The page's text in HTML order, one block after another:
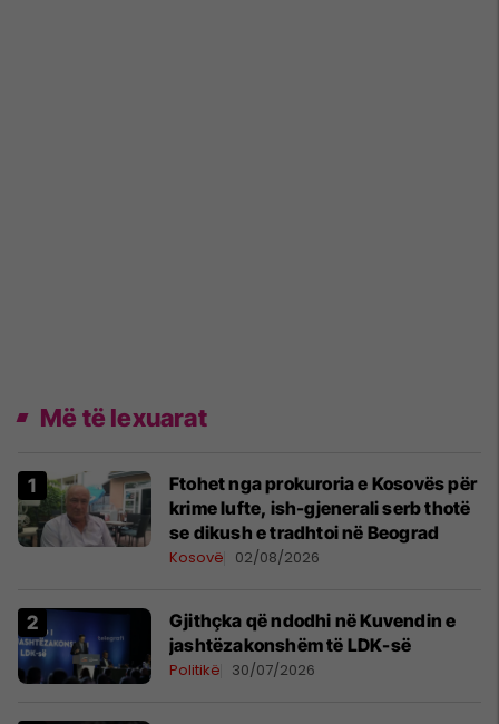
Më të lexuarat
Ftohet nga prokuroria e Kosovës për
krime lufte, ish-gjenerali serb thotë
se dikush e tradhtoi në Beograd
Kosovë 02/08/2026
Gjithçka që ndodhi në Kuvendin e
jashtëzakonshëm të LDK-së
Politikë 30/07/2026